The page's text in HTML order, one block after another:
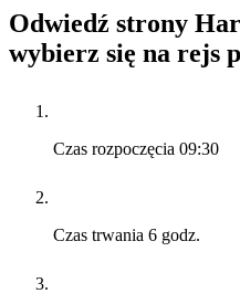
Odwiedź strony
wybierz się na rejs
Czas rozpoczęcia 09:30
Czas trwania 6 godz.